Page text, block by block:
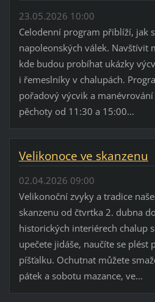
23.05.2026 10:00
Celodenní program přiblíží, jak
napoleonských válek. Navštívit
kde budou probíhat ukázky
i řemeslníky v chalupách.
pořadový výcvik a
pěchoty od 11:30 a 15:00...
Velikonoce ve skanzenu
02.04.2026 09:00
Velikonoční zvyky a tradice
skanzenu od čtvrtka 2. dubna
historických interiérech chalup
upečete jidáše, naučíte se
píšťalku. Ochutnat můžete
pátek a sobotu mazance, ve...